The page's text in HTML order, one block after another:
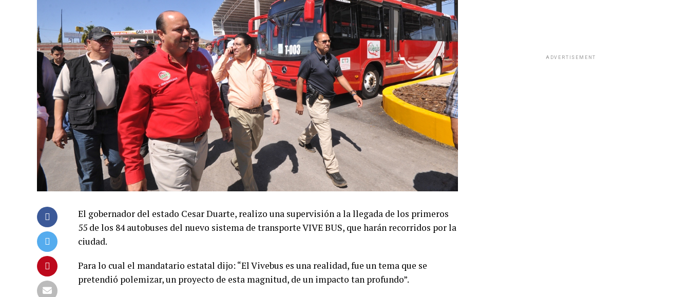
El gobernador del estado Cesar Duarte, realizo una supervisión a la llegada de los primeros
55 de los 84 autobuses del nuevo sistema de transporte VIVE BUS, que harán recorridos por la
ciudad.
Para lo cual el mandatario estatal dijo: “El Vivebus es una realidad, fue un tema que se
pretendió polemizar, un proyecto de esta magnitud, de un impacto tan profundo”.
ADVERTISEMENT